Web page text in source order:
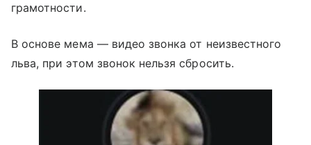
грамотности.
В основе мема — видео звонка от неизвестного
льва, при этом звонок нельзя сбросить.